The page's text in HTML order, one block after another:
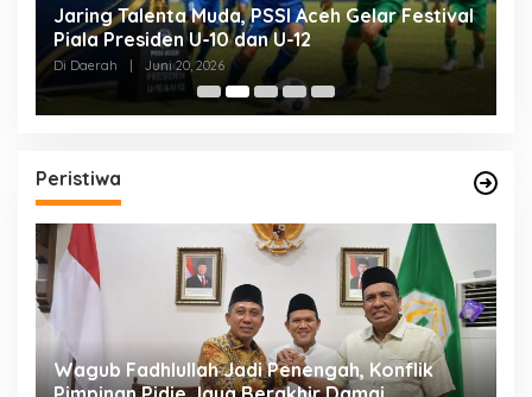
Jaring Talenta Muda, PSSI Aceh Gelar Festival
Piala Presiden U-10 dan U-12
Di Daerah Juni 20, 2026
Peristiwa
Wagub Fadhlullah Jadi Penengah, Konflik